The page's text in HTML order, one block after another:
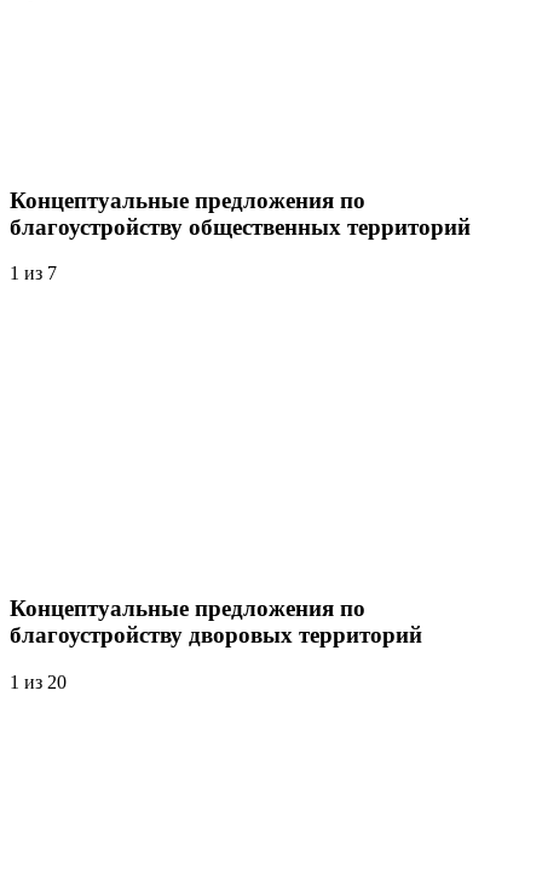
Концептуальные предложения по
благоустройству общественных территорий
1 из 7
Концептуальные предложения по
благоустройству дворовых территорий
1 из 20